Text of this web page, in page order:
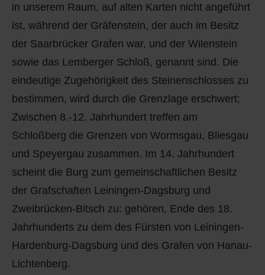
in unserem Raum, auf alten Karten nicht angeführt
ist, während der Gräfenstein, der auch im Besitz
der Saarbrücker Grafen war, und der Wilenstein
sowie das Lemberger Schloß, genannt sind. Die
eindeutige Zugehörigkeit des Steinenschlosses zu
bestimmen, wird durch die Grenzlage erschwert:
Zwischen 8.-12. Jahrhundert treffen am
Schloßberg die Grenzen von Wormsgau, Bliesgau
und Speyergau zusammen. Im 14. Jahrhundert
scheint die Burg zum gemeinschaftlichen Besitz
der Grafschaften Leiningen-Dagsburg und
Zweibrücken-Bitsch zu: gehören, Ende des 18.
Jahrhunderts zu dem des Fürsten von Leiningen-
Hardenburg-Dagsburg und des Grafen von Hanau-
Lichtenberg.